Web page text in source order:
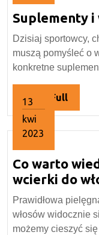
lutego
Suplementy i
Dzisiaj sportowcy,
muszą pomyśleć o
konkretne
Read FullRead
Full
13
kwi
2023
kwietnia
2023
Co warto
wcierki do
Prawidłowa
włosów widocznie
możemy cieszyć